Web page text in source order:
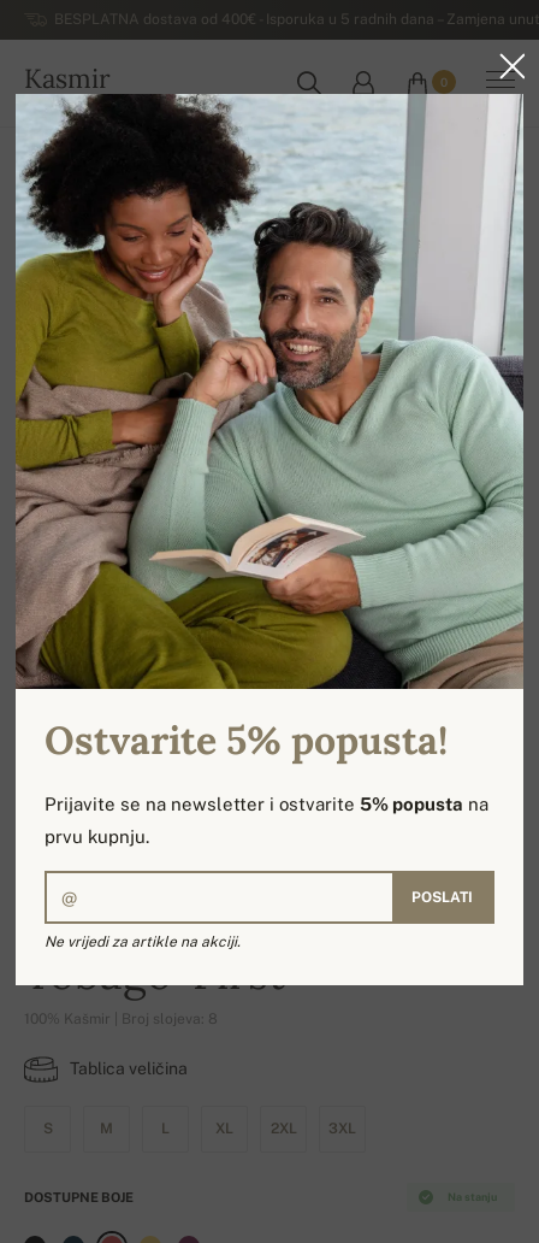
BESPLATNA dostava od 400€ - Isporuka u 5 radnih dana – Zamjena
Kasmir
HRVATSKA
0
Kuća
Luksuzni muški džemperi od kašmira
Muške dolčevite od kašmira
Tobago-First
100% Kašmir | Broj slojeva: 8
Tablica veličina
S M L XL 2XL 3XL
Na stanju
DOSTUPNE BOJE
Ostvarite 5% popusta!
Prijavite se na newsletter i ostvarite5% popusta na
prvu kupnju.
POSLATI
Ne vrijedi za artikle na akciji.